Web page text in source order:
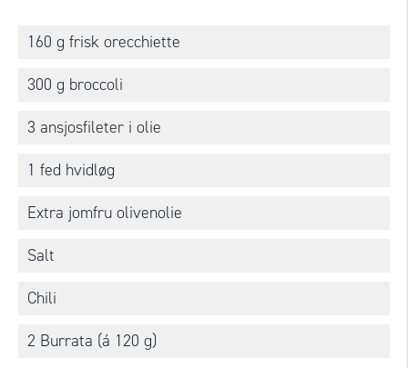
160 g frisk orecchiette
300 g broccoli
3 ansjosfileter i olie
1 fed hvidløg
Extra jomfru olivenolie
Salt
Chili
2 Burrata (á 120 g)